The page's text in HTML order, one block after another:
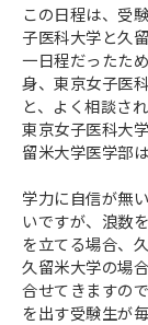
この日程は、受
子医科大学と久
一日程だったた
身、東京女子医
と、よく相談さ
東京女子医科大
留米大学医学部
学力に自信が無
いですが、浪数
を立てる場合、
久留米大学の場
合せてきますの
を出す受験生が